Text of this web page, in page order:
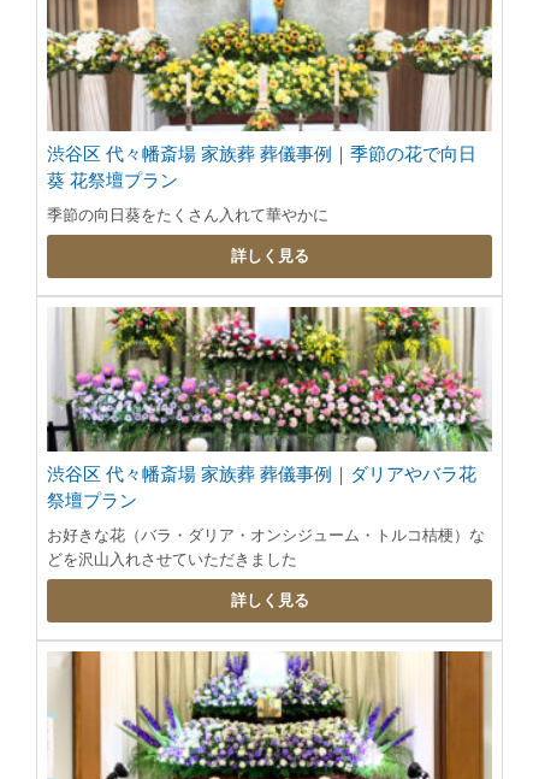
渋谷区 代々幡斎場 家族葬 葬儀事例｜季節の花で向日
葵 花祭壇プラン
季節の向日葵をたくさん入れて華やかに
詳しく見る
渋谷区 代々幡斎場 家族葬 葬儀事例｜ダリアやバラ花
祭壇プラン
お好きな花（バラ・ダリア・オンシジューム・トルコ桔梗）な
どを沢山入れさせていただきました
詳しく見る